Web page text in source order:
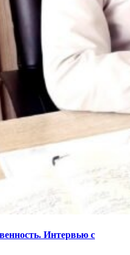
Интервью с